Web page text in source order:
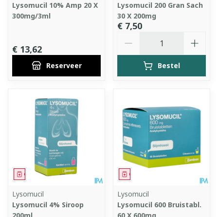
Lysomucil 10% Amp 20 X
300mg/3ml
€ 13,62
Reserveer
Lysomucil 200 Gran Sach
30 X 200mg
€ 7,50
Bestel
Geneesmiddel
Lysomucil
Lysomucil 4% Siroop
Geneesmiddel
Lysomucil
Lysomucil 600 Bruistabl.